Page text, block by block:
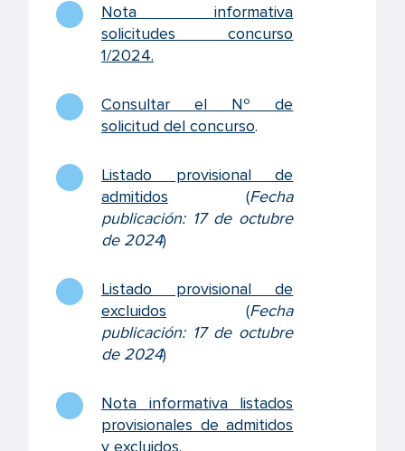
Nota informativa
solicitudes concurso
1/2024.
Consultar el Nº de
solicitud del concurso.
Listado provisional de
admitidos (Fecha
publicación: 17 de octubre
de 2024)
Listado provisional de
excluidos (Fecha
publicación: 17 de octubre
de 2024)
Nota informativa listados
provisionales de admitidos
y excluidos.